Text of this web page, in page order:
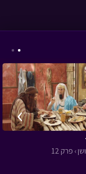
טוביה וחברים - על
ורגישות
טוביה וחברים
› פרק 12
›